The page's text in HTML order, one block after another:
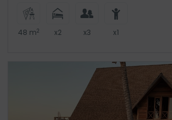
48 m2 x2 x3 x1